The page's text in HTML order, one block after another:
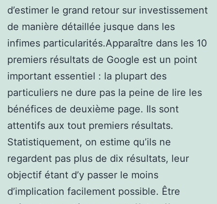
d’estimer le grand retour sur investissement
de manière détaillée jusque dans les
infimes particularités.Apparaître dans les 10
premiers résultats de Google est un point
important essentiel : la plupart des
particuliers ne dure pas la peine de lire les
bénéfices de deuxième page. Ils sont
attentifs aux tout premiers résultats.
Statistiquement, on estime qu’ils ne
regardent pas plus de dix résultats, leur
objectif étant d’y passer le moins
d’implication facilement possible. Être